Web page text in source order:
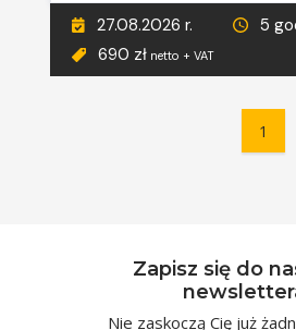
27.08.2026 r.
5
690 zł netto + VAT
1
Zapisz się do
Nie zaskoczą Cię już